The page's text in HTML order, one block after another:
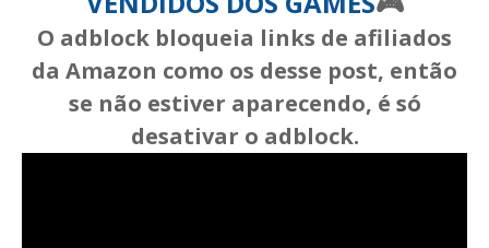
O adblock bloqueia links de afiliados
da Amazon como os desse post, então
se não estiver aparecendo, é só
desativar o adblock.